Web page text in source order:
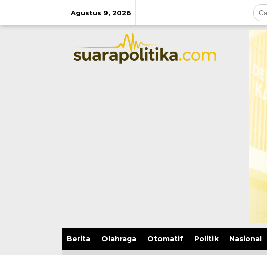
Agustus 9, 2026
Berita Olahraga Otomatif Politik Nasional